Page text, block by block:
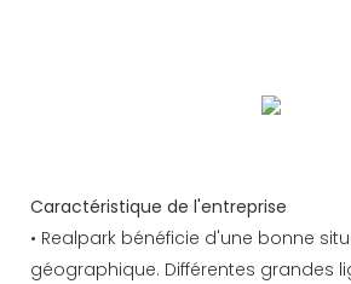
Caractéristique de l'entreprise
• Realpark bénéficie d'une bonne
géographique. Différentes grandes